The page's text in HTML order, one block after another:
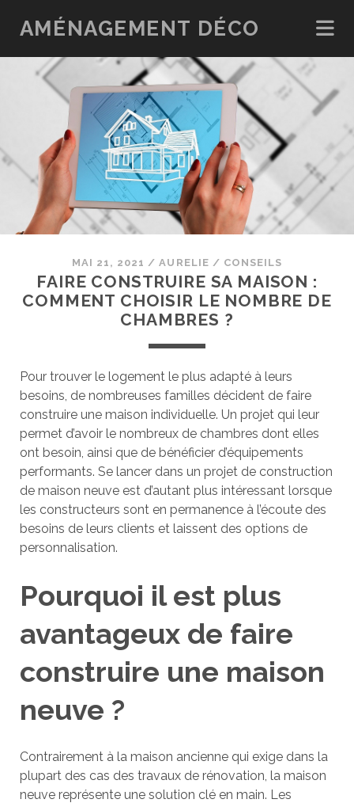
AMÉNAGEMENT DÉCO
MAI 21, 2021 /AURELIE / CONSEILS
FAIRE CONSTRUIRE SA MAISON :
COMMENT CHOISIR LE NOMBRE DE
CHAMBRES ?
Pour trouver le logement le plus adapté à leurs
besoins, de nombreuses familles décident de faire
construire une maison individuelle. Un projet qui leur
permet d’avoir le nombreux de chambres dont elles
ont besoin, ainsi que de bénéficier d’équipements
performants. Se lancer dans un projet de construction
de maison neuve est d’autant plus intéressant lorsque
les constructeurs sont en permanence à l’écoute des
besoins de leurs clients et laissent des options de
personnalisation.
Pourquoi il est plus
avantageux de faire
construire une maison
neuve ?
Contrairement à la maison ancienne qui exige dans la
plupart des cas des travaux de rénovation, la maison
neuve représente une solution clé en main. Les